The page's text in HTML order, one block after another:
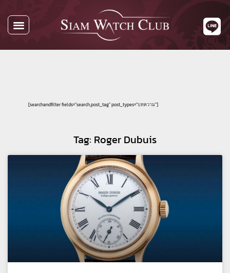
[searchandfilter fields="search,post_tag" post_types="บทความ"]
Tag: Roger Dubuis